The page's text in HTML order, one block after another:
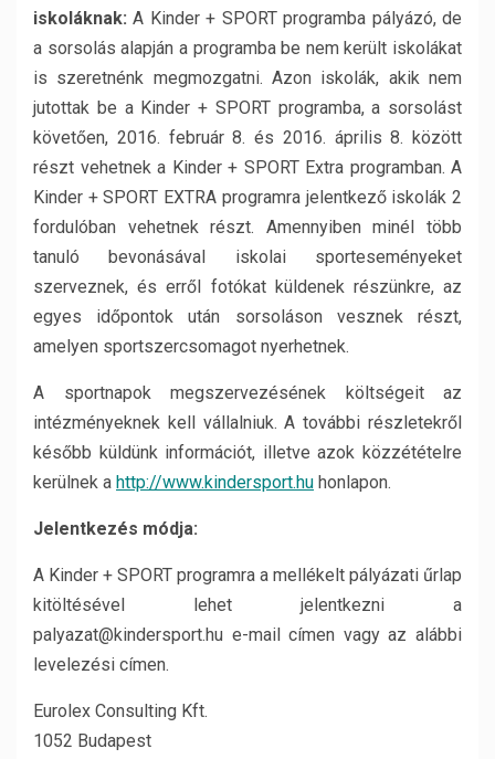
iskoláknak:A Kinder + SPORT programba pályázó, de
a sorsolás alapján a programba be nem került iskolákat
is szeretnénk megmozgatni. Azon iskolák, akik nem
jutottak be a Kinder + SPORT programba, a sorsolást
követően, 2016. február 8. és 2016. április 8. között
részt vehetnek a Kinder + SPORT Extra programban. A
Kinder + SPORT EXTRA programra jelentkező iskolák 2
fordulóban vehetnek részt. Amennyiben minél több
tanuló bevonásával iskolai sporteseményeket
szerveznek, és erről fotókat küldenek részünkre, az
egyes időpontok után sorsoláson vesznek részt,
amelyen sportszercsomagot nyerhetnek.
A sportnapok megszervezésének költségeit az
intézményeknek kell vállalniuk. A további részletekről
később küldünk információt, illetve azok közzétételre
kerülnek a http://www.kindersport.hu honlapon.
Jelentkezés módja:
A Kinder + SPORT programra a mellékelt pályázati űrlap
kitöltésével lehet jelentkezni a
palyazat@kindersport.hu e-mail címen vagy az alábbi
levelezési címen.
Eurolex Consulting Kft.
1052 Budapest